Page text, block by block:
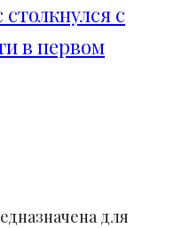
с
в первом
для